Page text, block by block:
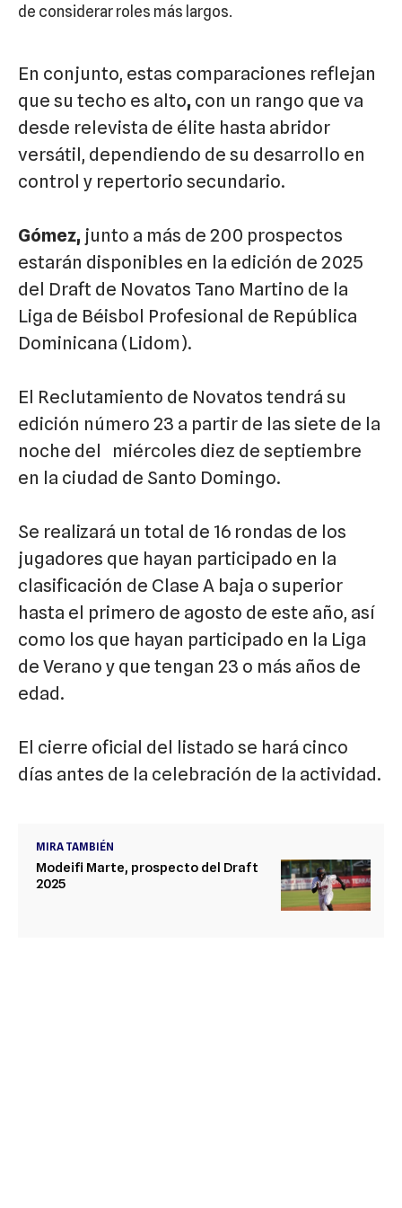
de considerar roles más largos.
En conjunto, estas comparaciones reflejan
que su techo es alto, con un rango que va
desde relevista de élite hasta abridor
versátil, dependiendo de su desarrollo en
control y repertorio secundario.
Gómez, junto a más de 200 prospectos
estarán disponibles en la edición de 2025
del Draft de Novatos Tano Martino de la
Liga de Béisbol Profesional de República
Dominicana (Lidom).
El Reclutamiento de Novatos tendrá su
edición número 23 a partir de las siete de la
noche del miércoles diez de septiembre
en la ciudad de Santo Domingo.
Se realizará un total de 16 rondas de los
jugadores que hayan participado en la
clasificación de Clase A baja o superior
hasta el primero de agosto de este año, así
como los que hayan participado en la Liga
de Verano y que tengan 23 o más años de
edad.
El cierre oficial del listado se hará cinco
días antes de la celebración de la actividad.
MIRA TAMBIÉN
Modeifi Marte, prospecto del Draft
2025